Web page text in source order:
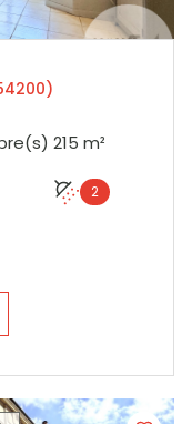
Maison 7 pièce(s) 5 chambre(s) 215 m²
2